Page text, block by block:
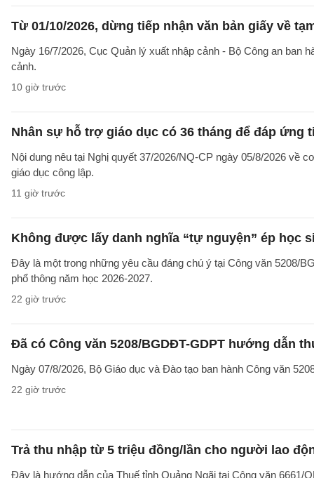
Từ 01/10/2026, dừng tiếp nhận văn bản giấy về
Ngày 16/7/2026, Cục Quản lý xuất nhập cảnh - Bộ Công an ban
cảnh.
10 giờ trước
Nhân sự hỗ trợ giáo dục có 36 tháng để đáp
Nội dung nêu tại Nghị quyết 37/2026/NQ-CP ngày 05/8/2026
giáo dục công lập.
11 giờ trước
Không được lấy danh nghĩa “tự nguyện” ép học
Đây là một trong những yêu cầu đáng chú ý tại Công văn 5208/
phổ thông năm học 2026-2027.
22 giờ trước
Đã có Công văn 5208/BGDĐT-GDPT hướng dẫn
Ngày 07/8/2026, Bộ Giáo dục và Đào tạo ban hành Công văn
22 giờ trước
Trả thu nhập từ 5 triệu đồng/lần cho người lao
Đây là hướng dẫn của Thuế tỉnh Quảng Ngãi tại Công văn